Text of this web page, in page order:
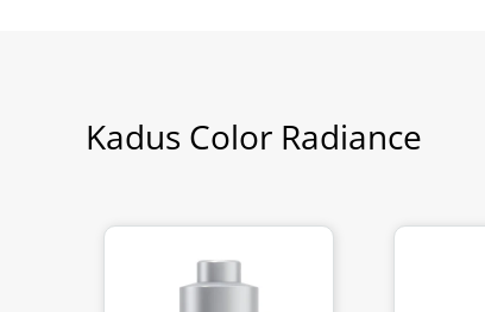
Kadus Color Radiance